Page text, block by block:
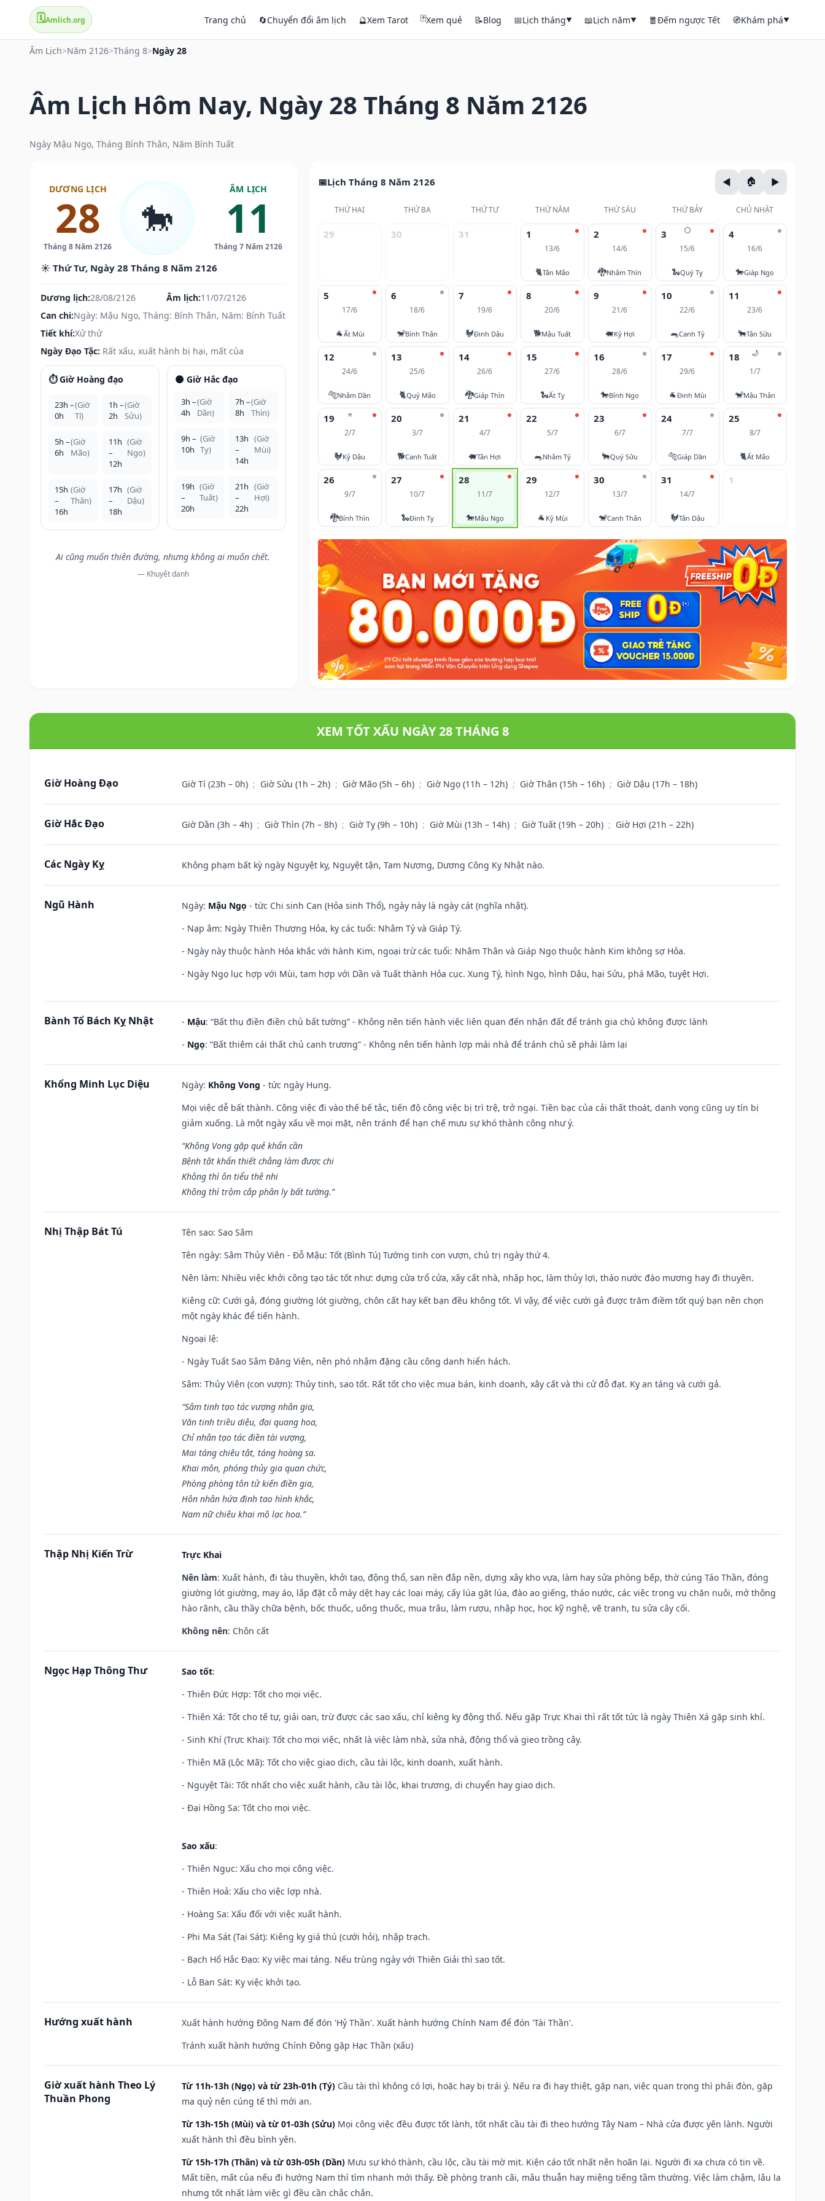
🗓️Amlich.org Trang chủ 🔄Chuyển đổi âm lịch 🔮Xem Tarot 🃏Xem quẻ 📝Blog 📅Lịch tháng▼ 📖Lịch năm▼ 🧧Đếm ngược Tết 🧭Khám phá▼
Âm Lịch>Năm 2126>Tháng 8>Ngày 28
Âm Lịch Hôm Nay, Ngày 28 Tháng 8 Năm 2126
Ngày Mậu Ngọ, Tháng Bính Thân, Năm Bính Tuất
DƯƠNG LỊCH
28
Tháng 8 Năm 2126
🐎
ÂM LỊCH
11
Tháng 7 Năm 2126
☀️ Thứ Tư, Ngày 28 Tháng 8 Năm 2126
Dương lịch:28/08/2126 Âm lịch:11/07/2126
Can chi:Ngày: Mậu Ngọ, Tháng: Bính Thân, Năm: Bính Tuất
Tiết khí:Xử thử
Ngày Đạo Tặc: Rất xấu, xuất hành bị hại, mất của
⏱️ Giờ Hoàng đạo
23h –
0h
(Giờ
Tí)
1h –
2h
(Giờ
Sửu)
5h –
6h
(Giờ
Mão)
11h
–
12h
(Giờ
Ngọ)
15h
–
16h
(Giờ
Thân)
17h
–
18h
(Giờ
Dậu)
🌑 Giờ Hắc đạo
3h –
4h
(Giờ
Dần)
7h –
8h
(Giờ
Thìn)
9h –
10h
(Giờ
Tỵ)
13h
–
14h
(Giờ
Mùi)
19h
–
20h
(Giờ
Tuất)
21h
–
22h
(Giờ
Hợi)
Ai cũng muốn thiên đường, nhưng không ai muốn chết.
— Khuyết danh
Lịch Tháng 8 Năm 2126
THỨ HAI THỨ BA THỨ TƯ THỨ NĂM THỨ SÁU THỨ BẢY CHỦ NHẬT
29 30 31 1
13/6
🐈Tân Mão
2
14/6
🐉Nhâm Thìn
🌕
3
15/6
🐍Quý Tỵ
4
16/6
🐎Giáp Ngọ
5
17/6
🐐Ất Mùi
6
18/6
🐒Bính Thân
7
19/6
🐓Đinh Dậu
8
20/6
🐕Mậu Tuất
9
21/6
🐖Kỷ Hợi
10
22/6
🐀Canh Tý
11
23/6
🐂Tân Sửu
12
24/6
🐅Nhâm Dần
13
25/6
🐈Quý Mão
14
26/6
🐉Giáp Thìn
15
27/6
🐍Ất Tỵ
16
28/6
🐎Bính Ngọ
17
29/6
🐐Đinh Mùi
🌙
18
1/7
🐒Mậu Thân
⭐
19
2/7
🐓Kỷ Dậu
20
3/7
🐕Canh Tuất
21
4/7
🐖Tân Hợi
22
5/7
🐀Nhâm Tý
23
6/7
🐂Quý Sửu
24
7/7
🐅Giáp Dần
25
8/7
🐈Ất Mão
26
9/7
🐉Bính Thìn
27
10/7
🐍Đinh Tỵ
28
11/7
🐎Mậu Ngọ
29
12/7
🐐 Kỷ Mùi
30
13/7
🐒Canh Thân
31
14/7
🐓Tân Dậu
1
XEM TỐT XẤU NGÀY 28 THÁNG 8
Giờ Hoàng Đạo Giờ Tí (23h – 0h) ; Giờ Sửu (1h – 2h) ; Giờ Mão (5h – 6h) ; Giờ Ngọ (11h – 12h) ; Giờ Thân (15h – 16h) ; Giờ Dậu (17h – 18h)
Giờ Hắc Đạo Giờ Dần (3h – 4h) ; Giờ Thìn (7h – 8h) ; Giờ Tỵ (9h – 10h) ; Giờ Mùi (13h – 14h) ; Giờ Tuất (19h – 20h) ; Giờ Hợi (21h – 22h)
Các Ngày Kỵ Không phạm bất kỳ ngày Nguyệt kỵ, Nguyệt tận, Tam Nương, Dương Công Kỵ Nhật nào.
Ngũ Hành Ngày: Mậu Ngọ - tức Chi sinh Can (Hỏa sinh Thổ), ngày này là ngày cát (nghĩa nhật).
- Nạp âm: Ngày Thiên Thượng Hỏa, kỵ các tuổi: Nhâm Tý và Giáp Tý.
- Ngày này thuộc hành Hỏa khắc với hành Kim, ngoại trừ các tuổi: Nhâm Thân và Giáp Ngọ thuộc hành Kim không sợ Hỏa.
- Ngày Ngọ lục hợp với Mùi, tam hợp với Dần và Tuất thành Hỏa cục. Xung Tý, hình Ngọ, hình Dậu, hại Sửu, phá Mão, tuyệt Hợi.
Bành Tổ Bách Kỵ Nhật - Mậu: “Bất thụ điền điền chủ bất tường” - Không nên tiến hành việc liên quan đến nhận đất để tránh gia chủ không được lành
- Ngọ: “Bất thiêm cái thất chủ canh trương” - Không nên tiến hành lợp mái nhà để tránh chủ sẽ phải làm lại
Khổng Minh Lục Diệu Ngày: Không Vong - tức ngày Hung.
Mọi việc dễ bất thành. Công việc đi vào thế bế tắc, tiến độ công việc bị trì trệ, trở ngại. Tiền bạc của cải thất thoát, danh vọng cũng uy tín bị
giảm xuống. Là một ngày xấu về mọi mặt, nên tránh để hạn chế mưu sự khó thành công như ý.
“Không Vong gặp quẻ khẩn cần
Bệnh tật khẩn thiết chẳng làm được chi
Không thì ôn tiểu thê nhi
Không thì trộm cắp phân ly bất tường.”
Nhị Thập Bát Tú Tên sao: Sao Sâm
Tên ngày: Sâm Thủy Viên - Đỗ Mậu: Tốt (Bình Tú) Tướng tinh con vượn, chủ trị ngày thứ 4.
Nên làm: Nhiều việc khởi công tạo tác tốt như: dựng cửa trổ cửa, xây cất nhà, nhập học, làm thủy lợi, tháo nước đào mương hay đi thuyền.
Kiêng cữ: Cưới gả, đóng giường lót giường, chôn cất hay kết bạn đều không tốt. Vì vậy, để việc cưới gả được trăm điềm tốt quý bạn nên chọn
một ngày khác để tiến hành.
Ngoại lệ:
- Ngày Tuất Sao Sâm Đăng Viên, nên phó nhậm đặng cầu công danh hiển hách.
Sâm: Thủy Viên (con vượn): Thủy tinh, sao tốt. Rất tốt cho việc mua bán, kinh doanh, xây cất và thi cử đỗ đạt. Kỵ an táng và cưới gả.
“Sâm tinh tạo tác vượng nhân gia,
Văn tinh triều diệu, đại quang hoa,
Chỉ nhân tạo tác điền tài vượng,
Mai táng chiêu tật, táng hoàng sa.
Khai môn, phóng thủy gia quan chức,
Phòng phòng tôn tử kiến điền gia,
Hôn nhân hứa định tao hình khắc,
Nam nữ chiêu khai mộ lạc hoa.”
Thập Nhị Kiến Trừ
Trực Khai
Nên làm: Xuất hành, đi tàu thuyền, khởi tạo, động thổ, san nền đắp nền, dựng xây kho vựa, làm hay sửa phòng bếp, thờ cúng Táo Thần, đóng
giường lót giường, may áo, lắp đặt cỗ máy dệt hay các loại máy, cấy lúa gặt lúa, đào ao giếng, tháo nước, các việc trong vụ chăn nuôi, mở thông
hào rãnh, cầu thầy chữa bệnh, bốc thuốc, uống thuốc, mua trâu, làm rượu, nhập học, học kỹ nghệ, vẽ tranh, tu sửa cây cối.
Không nên: Chôn cất
Ngọc Hạp Thông Thư Sao tốt:
- Thiên Đức Hợp: Tốt cho mọi việc.
- Thiên Xá: Tốt cho tế tự, giải oan, trừ được các sao xấu, chỉ kiêng kỵ động thổ. Nếu gặp Trực Khai thì rất tốt tức là ngày Thiên Xá gặp sinh khí.
- Sinh Khí (Trực Khai): Tốt cho mọi việc, nhất là việc làm nhà, sửa nhà, động thổ và gieo trồng cây.
- Thiên Mã (Lộc Mã): Tốt cho việc giao dịch, cầu tài lộc, kinh doanh, xuất hành.
- Nguyệt Tài: Tốt nhất cho việc xuất hành, cầu tài lộc, khai trương, di chuyển hay giao dịch.
- Đại Hồng Sa: Tốt cho mọi việc.
Sao xấu:
- Thiên Ngục: Xấu cho mọi công việc.
- Thiên Hoả: Xấu cho việc lợp nhà.
- Hoàng Sa: Xấu đối với việc xuất hành.
- Phi Ma Sát (Tai Sát): Kiêng kỵ giá thú (cưới hỏi), nhập trạch.
- Bạch Hổ Hắc Đạo: Kỵ việc mai táng. Nếu trùng ngày với Thiên Giải thì sao tốt.
- Lỗ Ban Sát: Kỵ việc khởi tạo.
Hướng xuất hành
Xuất hành hướng Đông Nam để đón 'Hỷ Thần'. Xuất hành hướng Chính Nam để đón 'Tài Thần'.
Tránh xuất hành hướng Chính Đông gặp Hạc Thần (xấu)
Giờ xuất hành Theo Lý
Thuần Phong
Từ 11h-13h (Ngọ) và từ 23h-01h (Tý) Cầu tài thì không có lợi, hoặc hay bị trái ý. Nếu ra đi hay thiệt, gặp nạn, việc quan trọng thì phải đòn, gặp
ma quỷ nên cúng tế thì mới an.
Từ 13h-15h (Mùi) và từ 01-03h (Sửu) Mọi công việc đều được tốt lành, tốt nhất cầu tài đi theo hướng Tây Nam – Nhà cửa được yên lành. Người
xuất hành thì đều bình yên.
Từ 15h-17h (Thân) và từ 03h-05h (Dần) Mưu sự khó thành, cầu lộc, cầu tài mờ mịt. Kiện cáo tốt nhất nên hoãn lại. Người đi xa chưa có tin về.
Mất tiền, mất của nếu đi hướng Nam thì tìm nhanh mới thấy. Đề phòng tranh cãi, mâu thuẫn hay miệng tiếng tầm thường. Việc làm chậm, lâu la
nhưng tốt nhất làm việc gì đều cần chắc chắn.